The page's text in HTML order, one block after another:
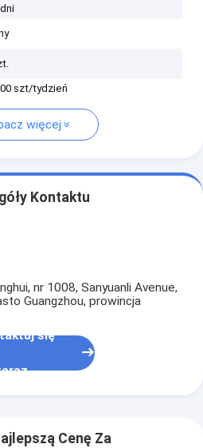
szt/tydzień
więcej
Kontaktu
nr 1008, Sanyuanli Avenue,
Guangzhou, prowincja
się
Cenę Za